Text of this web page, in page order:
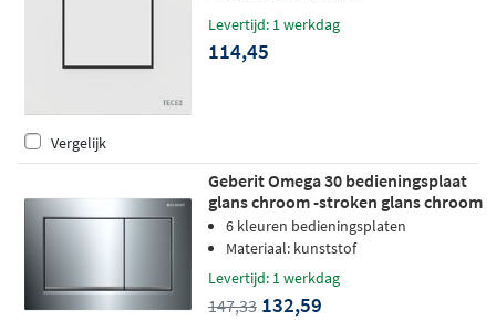
Levertijd: 1 werkdag
114,45
Vergelijk
Geberit Omega 30 bedieningsplaat
glans chroom -stroken glans chroom
6 kleuren bedieningsplaten
Materiaal: kunststof
Levertijd: 1 werkdag
147,33 132,59